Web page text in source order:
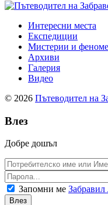
Интересни места
Експедиции
Мистерии и
Архиви
Галерия
Видео
© 2026 Пътеводител на
Влез
Добре дошъл
Запомни ме Забравил